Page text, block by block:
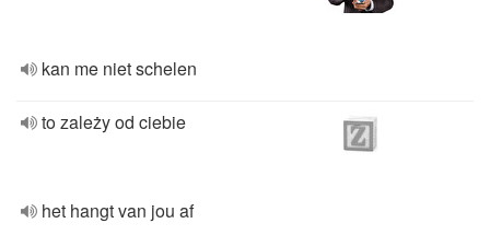
kan me niet schelen
to zależy od ciebie
het hangt van jou af